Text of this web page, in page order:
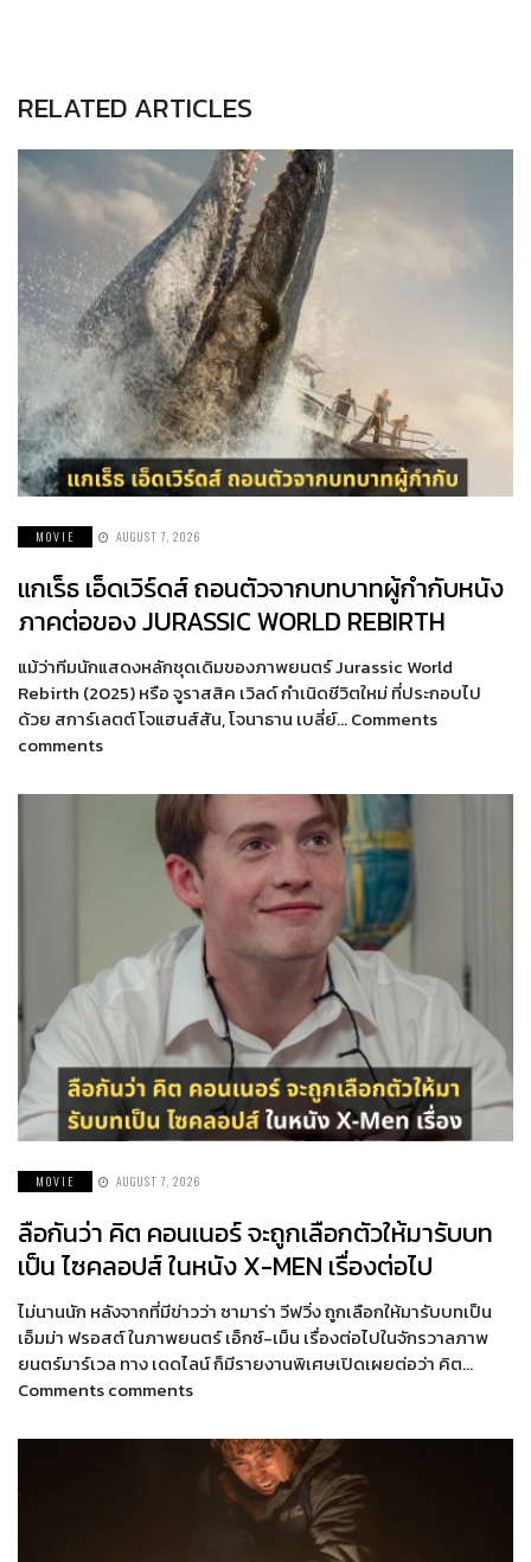
RELATED ARTICLES
MOVIE AUGUST 7, 2026
แกเร็ธ เอ็ดเวิร์ดส์ ถอนตัวจากบทบาทผู้กำกับหนัง
ภาคต่อของ JURASSIC WORLD REBIRTH
แม้ว่าทีมนักแสดงหลักชุดเดิมของภาพยนตร์ Jurassic World
Rebirth (2025) หรือ จูราสสิค เวิลด์ กำเนิดชีวิตใหม่ ที่ประกอบไป
ด้วย สการ์เลตต์ โจแฮนส์สัน, โจนาธาน เบลี่ย์… Comments
comments
MOVIE AUGUST 7, 2026
ลือกันว่า คิต คอนเนอร์ จะถูกเลือกตัวให้มารับบท
เป็น ไซคลอปส์ ในหนัง X-MEN เรื่องต่อไป
ไม่นานนัก หลังจากที่มีข่าวว่า ซามาร่า วีฟวิ่ง ถูกเลือกให้มารับบทเป็น
เอ็มม่า ฟรอสต์ ในภาพยนตร์ เอ็กซ์-เม็น เรื่องต่อไปในจักรวาลภาพ
ยนตร์มาร์เวล ทาง เดดไลน์ ก็มีรายงานพิเศษเปิดเผยต่อว่า คิต…
Comments comments